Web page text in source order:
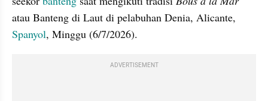
Spanyol, Minggu (6/7/2026).
ADVERTISEMENT